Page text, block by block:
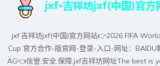
jxf·吉祥坊jxf(中国)官方网站👉2026 FIFA World
Cup 官方合作-版官网-登录-入口-网址：BAIDU
AG👈信誉,安全,保障,jxf吉祥坊网址The best is